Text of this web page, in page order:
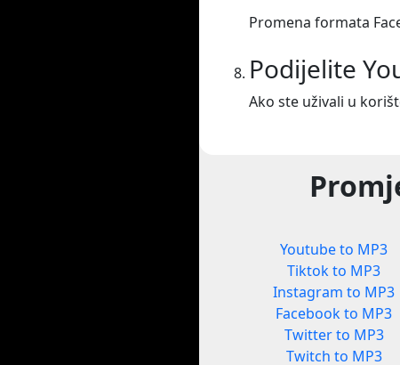
Promena formata
Podijelite
Ako ste uživali u
Youtube to MP3
Tiktok to MP3
Instagram to MP3
Facebook to MP3
Twitter to MP3
Twitch to MP3